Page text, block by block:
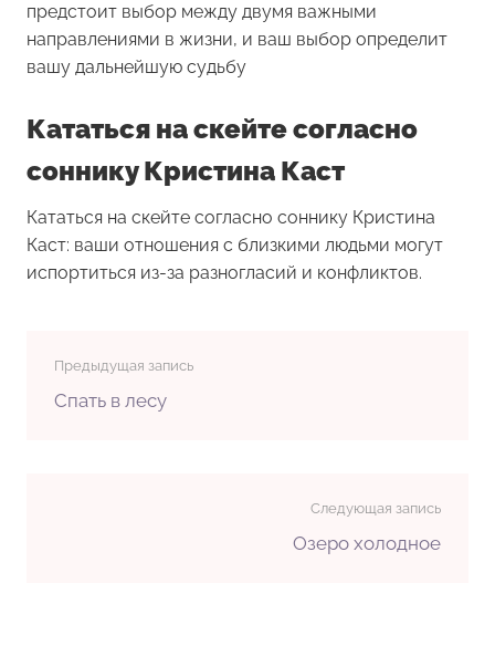
предстоит выбор между двумя важными
направлениями в жизни, и ваш выбор определит
вашу дальнейшую судьбу
Кататься на скейте согласно
соннику Кристина Каст
Кататься на скейте согласно соннику Кристина
Каст: ваши отношения с близкими людьми могут
испортиться из-за разногласий и конфликтов.
Предыдущая запись
Спать в лесу
Следующая запись
Озеро холодное